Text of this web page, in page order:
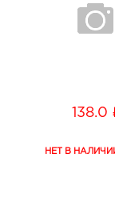
138.0